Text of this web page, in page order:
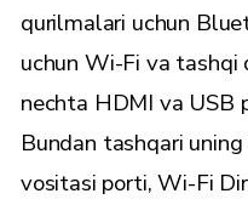
qurilmalari uchun
uchun Wi-Fi va tashqi
nechta HDMI va USB
Bundan tashqari
vositasi porti, Wi-Fi